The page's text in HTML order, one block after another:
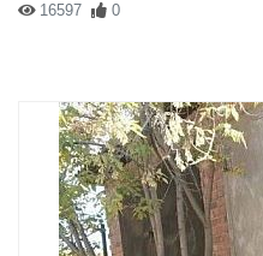
16597 0